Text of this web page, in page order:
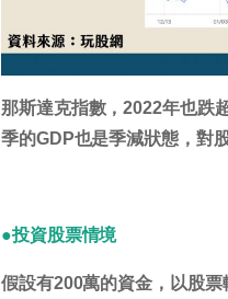
那斯達克指數，2022年也跌
季的GDP也是季減狀態，對
●投資股票情境
假設有200萬的資金，以股